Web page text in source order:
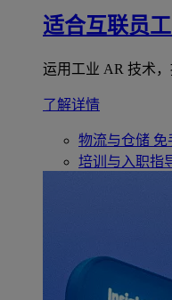
适合互联员工
运用工业 AR 技术，
了解详情
物流与仓储 免
培训与入职指